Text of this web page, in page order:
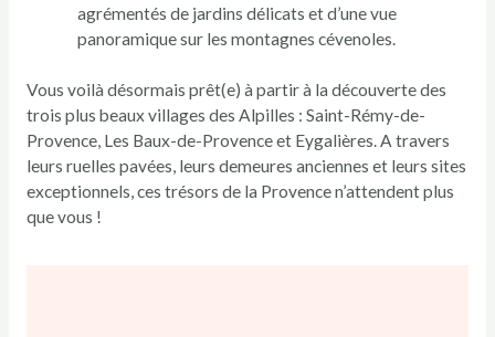
agrémentés de jardins délicats et d’une vue
panoramique sur les montagnes cévenoles.
Vous voilà désormais prêt(e) à partir à la découverte des
trois plus beaux villages des Alpilles : Saint-Rémy-de-
Provence, Les Baux-de-Provence et Eygalières. A travers
leurs ruelles pavées, leurs demeures anciennes et leurs sites
exceptionnels, ces trésors de la Provence n’attendent plus
que vous !